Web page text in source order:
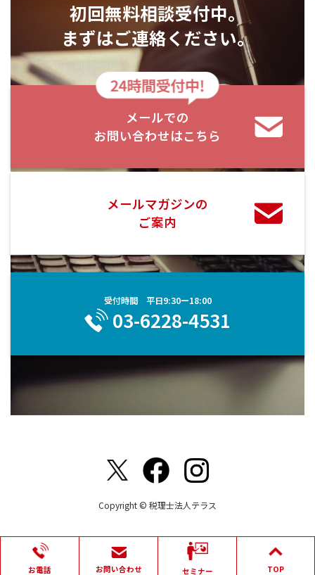
初回無料相談受付中。
まずはご連絡ください。
メールでの
お問い合わせはこちら
メールマガジンの
ご案内
受付時間 平日9:30ー18:00
03-6228-4531
Copyright © 税理士法人テラス
お電話 お問い合わせ セミナー TOP